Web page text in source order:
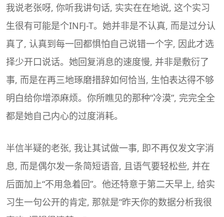
我说老张呀, 你听我讲句话, 实实在在地说, 这个实习
生很有可能是个INFJ-T。她并非是不认真, 而是过分认
真了, 认真到每一回都惧怕自己说错一个字, 因此才选
择少开口说话。她回复消息的速度慢, 并非是敷衍了
事, 而是在再三地琢磨措辞如何恰当, 生怕表达得不够
明白给你增添麻烦。你所瞧见的那种“冷漠”, 完完全全
都是她自己内心的过度消耗。
半信半疑的老张, 我让其试做一事, 即不再仅发文字消
息, 而是偶尔发一条简短语音, 且语气要轻松些, 并在
后面加上“不用急着回”。他还特意于第二天早上, 给实
习生一句公开的肯定, 那就是“昨天你的数据分析我很